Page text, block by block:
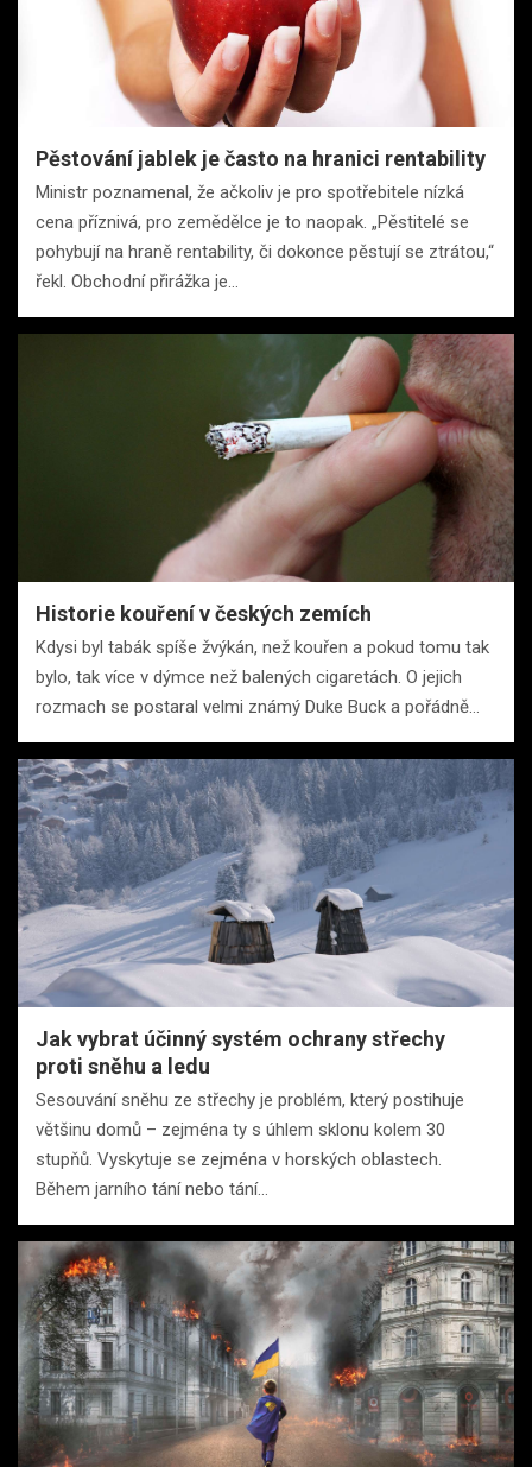
Pěstování jablek je často na hranici rentability
Ministr poznamenal, že ačkoliv je pro spotřebitele nízká
cena příznivá, pro zemědělce je to naopak. „Pěstitelé se
pohybují na hraně rentability, či dokonce pěstují se ztrátou,“
řekl. Obchodní přirážka je…
Historie kouření v českých zemích
Kdysi byl tabák spíše žvýkán, než kouřen a pokud tomu tak
bylo, tak více v dýmce než balených cigaretách. O jejich
rozmach se postaral velmi známý Duke Buck a pořádně…
Jak vybrat účinný systém ochrany střechy
proti sněhu a ledu
Sesouvání sněhu ze střechy je problém, který postihuje
většinu domů – zejména ty s úhlem sklonu kolem 30
stupňů. Vyskytuje se zejména v horských oblastech.
Během jarního tání nebo tání…